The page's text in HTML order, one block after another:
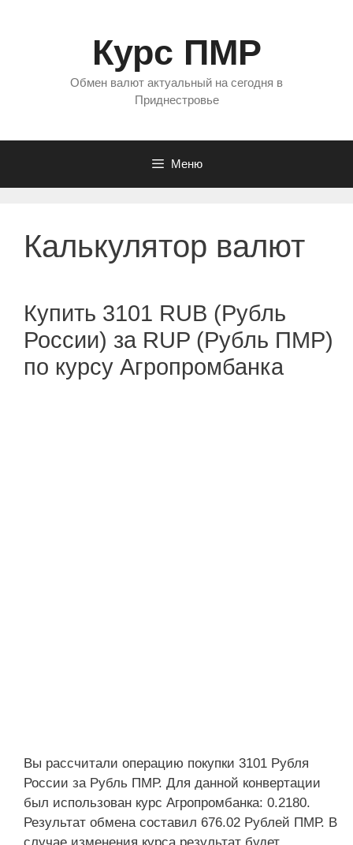
Курс ПМР
Обмен валют актуальный на сегодня в
Приднестровье
Меню
Калькулятор валют
Купить 3101 RUB (Рубль
России) за RUP (Рубль ПМР)
по курсу Агропромбанка
Вы рассчитали операцию покупки 3101 Рубля
России за Рубль ПМР. Для данной конвертации
был использован курс Агропромбанка: 0.2180.
Результат обмена составил 676.02 Рублей ПМР. В